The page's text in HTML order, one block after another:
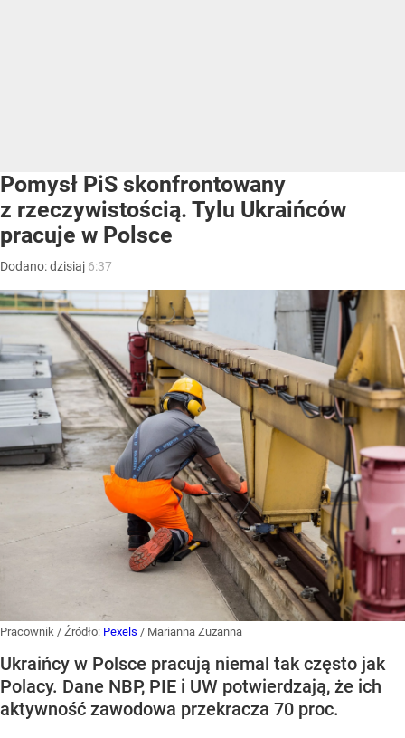
Pomysł PiS skonfrontowany
z rzeczywistością. Tylu Ukraińców
pracuje w Polsce
Dodano:dzisiaj 6:37
Pracownik / Źródło: Pexels / Marianna Zuzanna
Ukraińcy w Polsce pracują niemal tak często jak
Polacy. Dane NBP, PIE i UW potwierdzają, że ich
aktywność zawodowa przekracza 70 proc.